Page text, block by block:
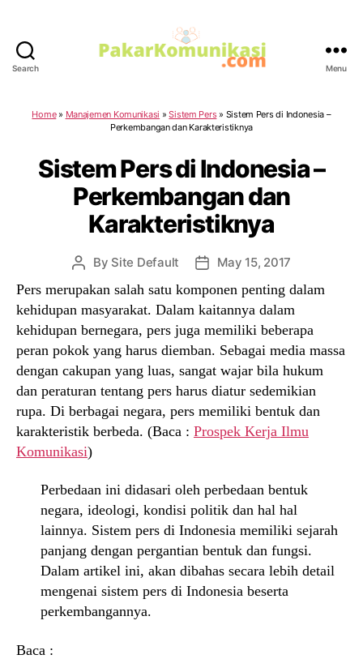
Search Menu
Home» Manajemen Komunikasi »Sistem Pers» Sistem Pers di Indonesia –
Perkembangan dan Karakteristiknya
Sistem Pers di Indonesia –
Perkembangan dan
Karakteristiknya
Post
author
By Site Default
PostMay 15, 2017
Pers merupakan salah satu komponen penting dalam
kehidupan masyarakat. Dalam kaitannya dalam
kehidupan bernegara, pers juga memiliki beberapa
peran pokok yang harus diemban. Sebagai media massa
dengan cakupan yang luas, sangat wajar bila hukum
dan peraturan tentang pers harus diatur sedemikian
rupa. Di berbagai negara, pers memiliki bentuk dan
karakteristik berbeda. (Baca : Prospek Kerja Ilmu
Komunikasi)
Perbedaan ini didasari oleh perbedaan bentuk
negara, ideologi, kondisi politik dan hal hal
lainnya. Sistem pers di Indonesia memiliki sejarah
panjang dengan pergantian bentuk dan fungsi.
Dalam artikel ini, akan dibahas secara lebih detail
mengenai sistem pers di Indonesia beserta
perkembangannya.
Baca :